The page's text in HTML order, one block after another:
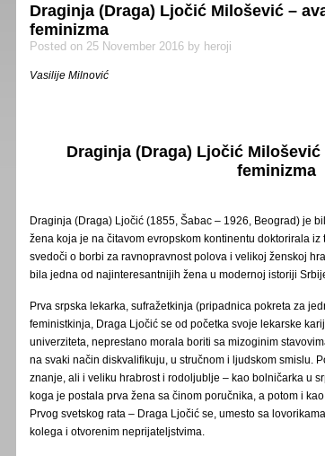
Draginja (Draga) Ljočić Milošević –
feminizma
Posted on 25 November 2016 by heroji
Vasilije Milnović
Draginja (Draga) Ljočić
feminizma
Draginja (Draga) Ljočić (1855, Šabac – 1926, Beograd) je
žena koja je na čitavom evropskom kontinentu doktorirala
svedoči o borbi za ravnopravnost polova i velikoj ženskoj
bila jedna od najinteresantnijih žena u modernoj istoriji
Prva srpska lekarka, sufražetkinja (pripadnica pokreta za
feministkinja, Draga Ljočić se od početka svoje lekarske
univerziteta, neprestano morala boriti sa mizoginim
na svaki način diskvalifikuju, u stručnom i ljudskom smislu.
znanje, ali i veliku hrabrost i rodoljublje – kao bolničarka u
koga je postala prva žena sa činom poručnika, a potom i
Prvog svetskog rata – Draga Ljočić se, umesto sa
kolega i otvorenim neprijateljstvima.